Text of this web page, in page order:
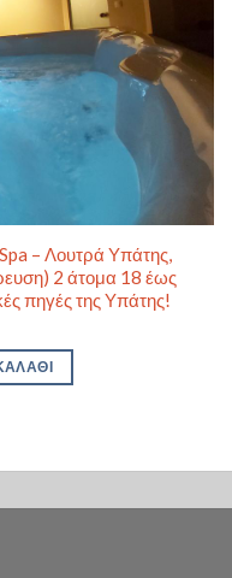
– Λουτρά Υπάτης,
2 άτομα 18 έως
πηγές της Υπάτης!